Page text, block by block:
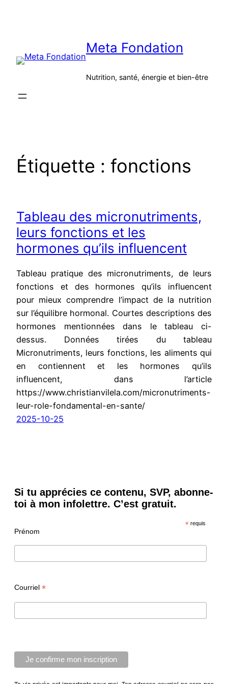
Meta Fondation
Nutrition, santé, énergie et bien-être
Étiquette : fonctions
Tableau des micronutriments,
leurs fonctions et les
hormones qu’ils influencent
Tableau pratique des micronutriments, de leurs
fonctions et des hormones qu’ils influencent
pour mieux comprendre l’impact de la nutrition
sur l’équilibre hormonal. Courtes descriptions des
hormones mentionnées dans le tableau ci-
dessus. Données tirées du tableau
Micronutriments, leurs fonctions, les aliments qui
en contiennent et les hormones qu’ils
influencent, dans l’article
https://www.christianvilela.com/micronutriments-
leur-role-fondamental-en-sante/
2025-10-25
Si tu apprécies ce contenu, SVP, abonne-
toi à mon infolettre. C’est gratuit.
* requis
Prénom
Courriel *